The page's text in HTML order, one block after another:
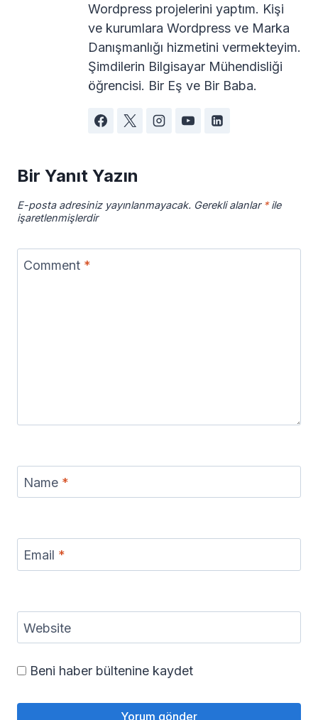
Wordpress projelerini yaptım. Kişi
ve kurumlara Wordpress ve Marka
Danışmanlığı hizmetini vermekteyim.
Şimdilerin Bilgisayar Mühendisliği
öğrencisi. Bir Eş ve Bir Baba.
Bir Yanıt Yazın
E-posta adresiniz yayınlanmayacak. Gerekli alanlar *ile
işaretlenmişlerdir
Comment *
Name *
Email *
Website
Beni haber bültenine kaydet